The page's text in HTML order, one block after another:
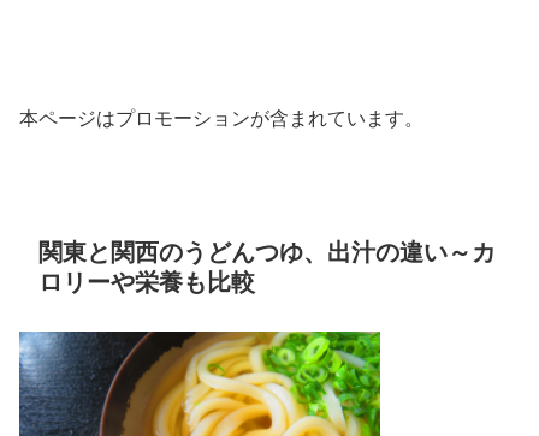
本ページはプロモーションが含まれています。
関東と関西のうどんつゆ、出汁の違い～カ
ロリーや栄養も比較